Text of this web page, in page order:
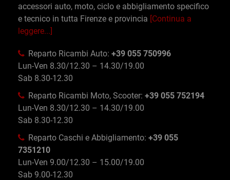
accessori auto, moto, ciclo e abbigliamento specifico
e tecnico in tutta Firenze e provincia [Continua a
leggere...]
Reparto Ricambi Auto: +39 055 750996
Lun-Ven 8.30/12.30 – 14.30/19.00
Sab 8.30-12.30
Reparto Ricambi Moto, Scooter: +39 055 752194
Lun-Ven 8.30/12.30 – 14.30/19.00
Sab 8.30-12.30
Reparto Caschi e Abbigliamento: +39 055
7351210
Lun-Ven 9.00/12.30 – 15.00/19.00
Sab 9.00-12.30